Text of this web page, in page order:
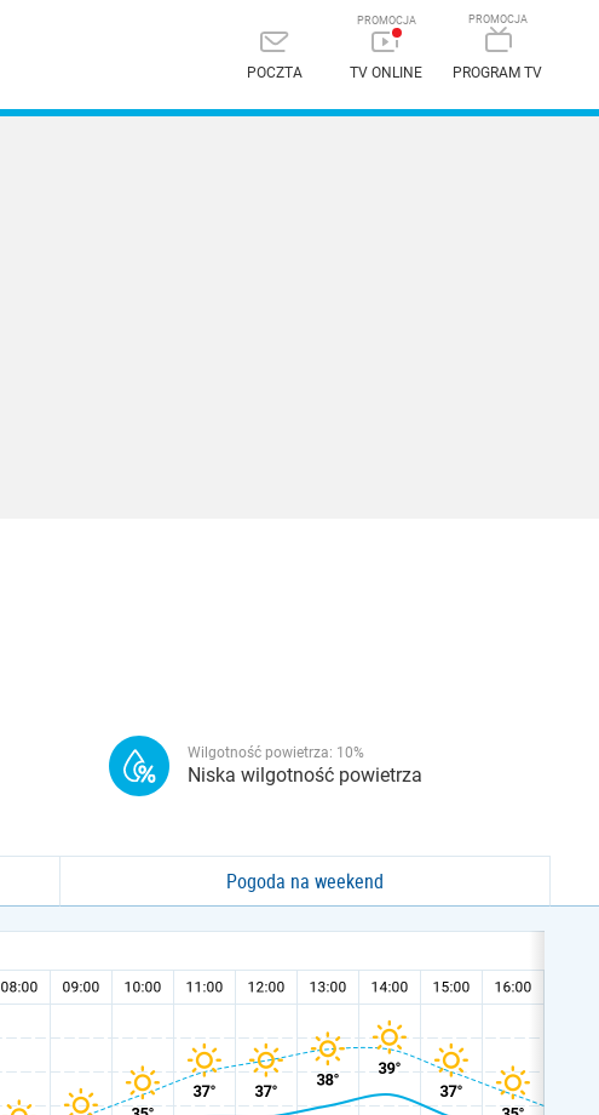
POCZTA TV ONLINE PROGRAM TV
Wilgotność powietrza: 10%
Niska wilgotność powietrza
Pogoda na weekend